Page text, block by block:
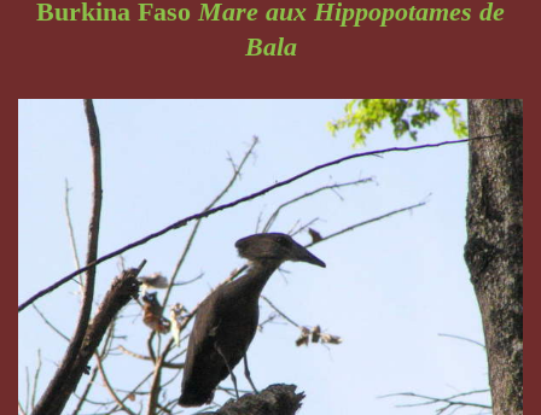
Burkina FasoMare aux Hippopotames de
Bala